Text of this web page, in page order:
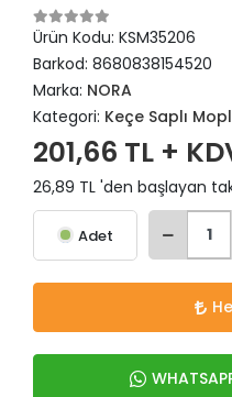
Ürün Kodu: KSM35206
Barkod: 8680838154520
Marka: NORA
Kategori: Keçe Saplı
201,66 TL +
26,89 TL 'den başlayan
Adet